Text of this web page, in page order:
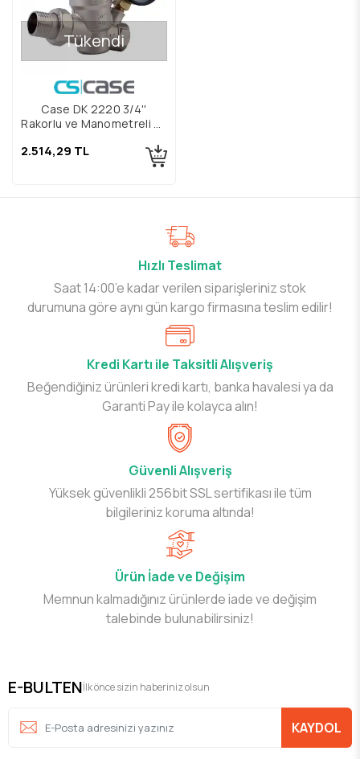
Tükendi
Case DK 2220 3/4''
Rakorlu ve Manometreli Su
2.514,29 TL
Hızlı Teslimat
Saat 14:00’e kadar verilen siparişleriniz stok
durumuna göre aynı gün kargo firmasına teslim edilir!
Kredi Kartı ile Taksitli Alışveriş
Beğendiğiniz ürünleri kredi kartı, banka havalesi ya da
Garanti Pay ile kolayca alın!
Güvenli Alışveriş
Yüksek güvenlikli 256bit SSL sertifikası ile tüm
bilgileriniz koruma altında!
Ürün İade ve Değişim
Memnun kalmadığınız ürünlerde iade ve değişim
talebinde bulunabilirsiniz!
E-BULTENİlk önce sizin haberiniz olsun
KAYDOL